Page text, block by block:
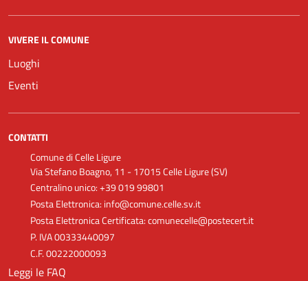
VIVERE IL COMUNE
Luoghi
Eventi
CONTATTI
Comune di Celle Ligure
Via Stefano Boagno, 11 - 17015 Celle Ligure (SV)
Centralino unico: +39 019 99801
Posta Elettronica: info@comune.celle.sv.it
Posta Elettronica Certificata: comunecelle@postecert.it
P. IVA 00333440097
C.F. 00222000093
Leggi le FAQ